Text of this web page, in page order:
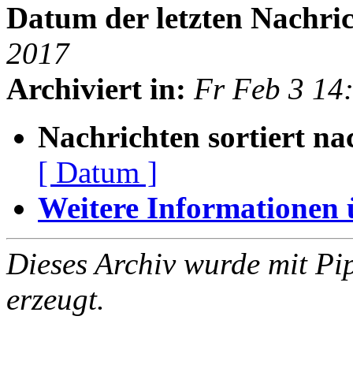
Datum der letzten
2017
Archiviert in: Fr Feb 3
Nachrichten sortiert
[ Datum ]
Weitere Informationen
Dieses Archiv wurde mit
erzeugt.